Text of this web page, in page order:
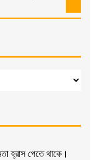
হ্রাস পেতে থাকে।